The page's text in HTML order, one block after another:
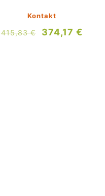
Kontakt
415,83€ 374,17 €